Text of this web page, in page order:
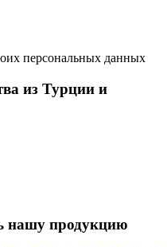
персональных данных
из Турции и
нашу продукцию